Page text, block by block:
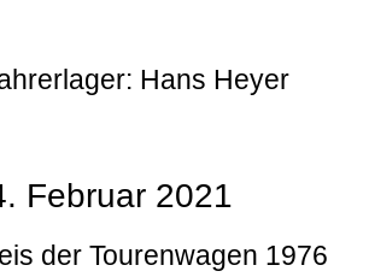
Hans Heyer
Februar 2021
der Tourenwagen 1976